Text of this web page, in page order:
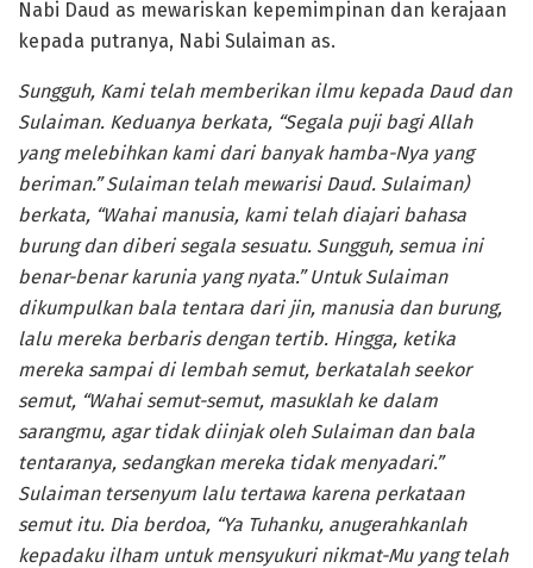
Nabi Daud as mewariskan kepemimpinan dan kerajaan
kepada putranya, Nabi Sulaiman as.
Sungguh, Kami telah memberikan ilmu kepada Daud dan
Sulaiman. Keduanya berkata, “Segala puji bagi Allah
yang melebihkan kami dari banyak hamba-Nya yang
beriman.” Sulaiman telah mewarisi Daud. Sulaiman)
berkata, “Wahai manusia, kami telah diajari bahasa
burung dan diberi segala sesuatu. Sungguh, semua ini
benar-benar karunia yang nyata.” Untuk Sulaiman
dikumpulkan bala tentara dari jin, manusia dan burung,
lalu mereka berbaris dengan tertib. Hingga, ketika
mereka sampai di lembah semut, berkatalah seekor
semut, “Wahai semut-semut, masuklah ke dalam
sarangmu, agar tidak diinjak oleh Sulaiman dan bala
tentaranya, sedangkan mereka tidak menyadari.”
Sulaiman tersenyum lalu tertawa karena perkataan
semut itu. Dia berdoa, “Ya Tuhanku, anugerahkanlah
kepadaku ilham untuk mensyukuri nikmat-Mu yang telah